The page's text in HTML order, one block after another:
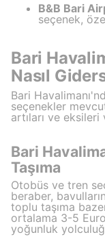
B&B Bari
seçenek,
Bari
Nasıl
Bari
seçenekler
artıları ve eksileri
Bari
Taşıma
Otobüs ve tren
beraber,
toplu taşıma
ortalama 3-5
yoğunluk